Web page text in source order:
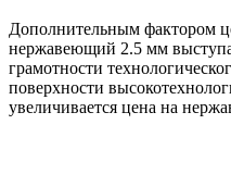
Дополнительным фактором
нержавеющий 2.5 мм
грамотности
поверхности
увеличивается цена на